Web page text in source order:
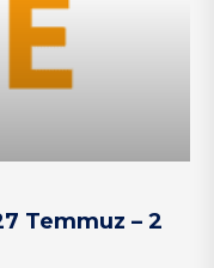
Temmuz – 2